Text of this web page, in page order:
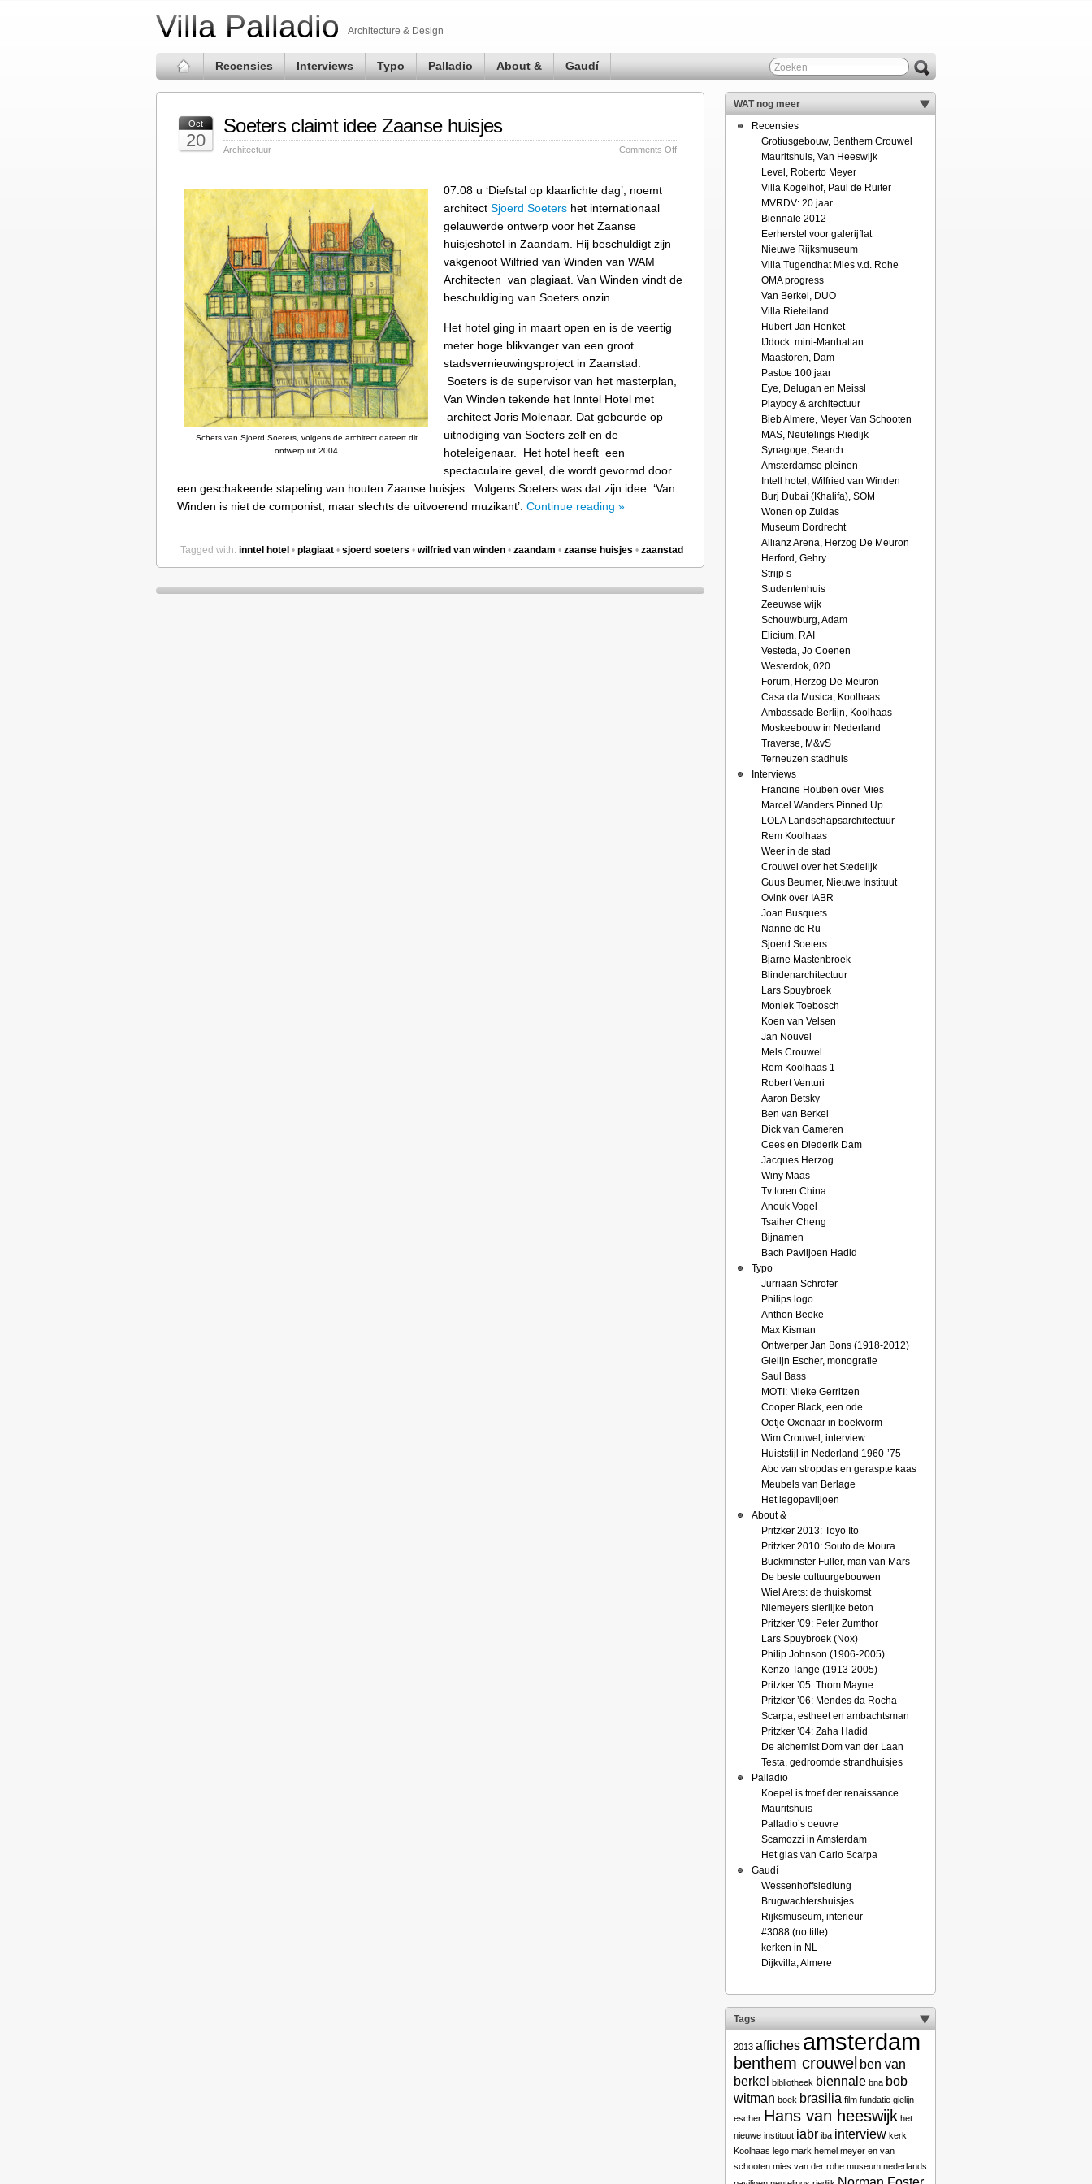
Villa Palladio Architecture & Design
Recensies Interviews Typo Palladio About & Gaudí
Oct
20
Soeters claimt idee Zaanse huisjes
Architectuur Comments Offon
Schets van Sjoerd Soeters, volgens de architect dateert dit
ontwerp uit 2004
07.08 u ‘Diefstal op klaarlichte dag’, noemt
architect Sjoerd Soeters het internationaal
gelauwerde ontwerp voor het Zaanse
huisjeshotel in Zaandam. Hij beschuldigt zijn
vakgenoot Wilfried van Winden van WAM
Architecten van plagiaat. Van Winden vindt de
beschuldiging van Soeters onzin.
Het hotel ging in maart open en is de veertig
meter hoge blikvanger van een groot
stadsvernieuwingsproject in Zaanstad.
Soeters is de supervisor van het masterplan,
Van Winden tekende het Inntel Hotel met
architect Joris Molenaar. Dat gebeurde op
uitnodiging van Soeters zelf en de
hoteleigenaar. Het hotel heeft een
spectaculaire gevel, die wordt gevormd door
een geschakeerde stapeling van houten Zaanse huisjes. Volgens Soeters was dat zijn idee: ‘Van
Winden is niet de componist, maar slechts de uitvoerend muzikant’. Continue reading »
Tagged with: inntel hotel • plagiaat • sjoerd soeters • wilfried van winden • zaandam • zaanse huisjes • zaanstad
WAT nog meer
Recensies
Grotiusgebouw, Benthem Crouwel
Mauritshuis, Van Heeswijk
Level, Roberto Meyer
Villa Kogelhof, Paul de Ruiter
MVRDV: 20 jaar
Biennale 2012
Eerherstel voor galerijflat
Nieuwe Rijksmuseum
Villa Tugendhat Mies v.d. Rohe
OMA progress
Van Berkel, DUO
Villa Rieteiland
Hubert-Jan Henket
IJdock: mini-Manhattan
Maastoren, Dam
Pastoe 100 jaar
Eye, Delugan en Meissl
Playboy & architectuur
Bieb Almere, Meyer Van Schooten
MAS, Neutelings Riedijk
Synagoge, Search
Amsterdamse pleinen
Intell hotel, Wilfried van Winden
Burj Dubai (Khalifa), SOM
Wonen op Zuidas
Museum Dordrecht
Allianz Arena, Herzog De Meuron
Herford, Gehry
Strijp s
Studentenhuis
Zeeuwse wijk
Schouwburg, Adam
Elicium. RAI
Vesteda, Jo Coenen
Westerdok, 020
Forum, Herzog De Meuron
Casa da Musica, Koolhaas
Ambassade Berlijn, Koolhaas
Moskeebouw in Nederland
Traverse, M&vS
Terneuzen stadhuis
Interviews
Francine Houben over Mies
Marcel Wanders Pinned Up
LOLA Landschapsarchitectuur
Rem Koolhaas
Weer in de stad
Crouwel over het Stedelijk
Guus Beumer, Nieuwe Instituut
Ovink over IABR
Joan Busquets
Nanne de Ru
Sjoerd Soeters
Bjarne Mastenbroek
Blindenarchitectuur
Lars Spuybroek
Moniek Toebosch
Koen van Velsen
Jan Nouvel
Mels Crouwel
Rem Koolhaas 1
Robert Venturi
Aaron Betsky
Ben van Berkel
Dick van Gameren
Cees en Diederik Dam
Jacques Herzog
Winy Maas
Tv toren China
Anouk Vogel
Tsaiher Cheng
Bijnamen
Bach Paviljoen Hadid
Typo
Jurriaan Schrofer
Philips logo
Anthon Beeke
Max Kisman
Ontwerper Jan Bons (1918-2012)
Gielijn Escher, monografie
Saul Bass
MOTI: Mieke Gerritzen
Cooper Black, een ode
Ootje Oxenaar in boekvorm
Wim Crouwel, interview
Huiststijl in Nederland 1960-’75
Abc van stropdas en geraspte kaas
Meubels van Berlage
Het legopaviljoen
About &
Pritzker 2013: Toyo Ito
Pritzker 2010: Souto de Moura
Buckminster Fuller, man van Mars
De beste cultuurgebouwen
Wiel Arets: de thuiskomst
Niemeyers sierlijke beton
Pritzker ’09: Peter Zumthor
Lars Spuybroek (Nox)
Philip Johnson (1906-2005)
Kenzo Tange (1913-2005)
Pritzker ’05: Thom Mayne
Pritzker ’06: Mendes da Rocha
Scarpa, estheet en ambachtsman
Pritzker ’04: Zaha Hadid
De alchemist Dom van der Laan
Testa, gedroomde strandhuisjes
Palladio
Koepel is troef der renaissance
Mauritshuis
Palladio’s oeuvre
Scamozzi in Amsterdam
Het glas van Carlo Scarpa
Gaudí
Wessenhoffsiedlung
Brugwachtershuisjes
Rijksmuseum, interieur
#3088 (no title)
kerken in NL
Dijkvilla, Almere
Tags
2013 affiches amsterdam
benthem crouwel ben van
berkel bibliotheek biennale bna bob
witman boek brasilia film fundatie gielijn
escher Hans van heeswijk het
nieuwe instituut iabr iba interview kerk
Koolhaas lego mark hemel meyer en van
schooten mies van der rohe museum nederlands